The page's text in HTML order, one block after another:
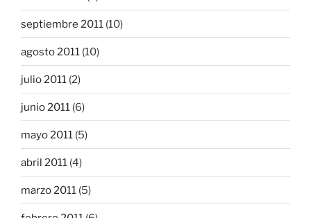
septiembre 2011 (10)
agosto 2011 (10)
julio 2011 (2)
junio 2011 (6)
mayo 2011 (5)
abril 2011 (4)
marzo 2011 (5)